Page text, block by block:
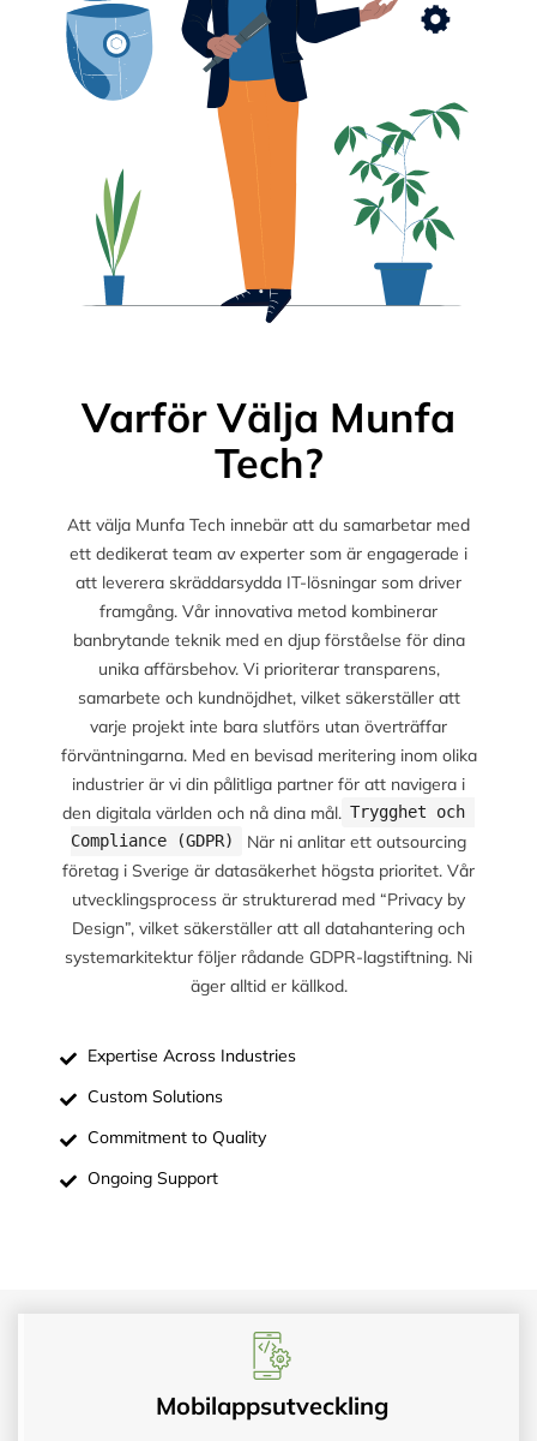
Varför Välja Munfa
Tech?
Att välja Munfa Tech innebär att du samarbetar med
ett dedikerat team av experter som är engagerade i
att leverera skräddarsydda IT-lösningar som driver
framgång. Vår innovativa metod kombinerar
banbrytande teknik med en djup förståelse för dina
unika affärsbehov. Vi prioriterar transparens,
samarbete och kundnöjdhet, vilket säkerställer att
varje projekt inte bara slutförs utan överträffar
förväntningarna. Med en bevisad meritering inom olika
industrier är vi din pålitliga partner för att navigera i
den digitala världen och nå dina mål. Trygghet och
Compliance (GDPR)
När ni anlitar ett outsourcing
företag i Sverige är datasäkerhet högsta prioritet. Vår
utvecklingsprocess är strukturerad med “Privacy by
Design”, vilket säkerställer att all datahantering och
systemarkitektur följer rådande GDPR-lagstiftning. Ni
äger alltid er källkod.
Expertise Across Industries
Custom Solutions
Commitment to Quality
Ongoing Support
Mobilappsutveckling